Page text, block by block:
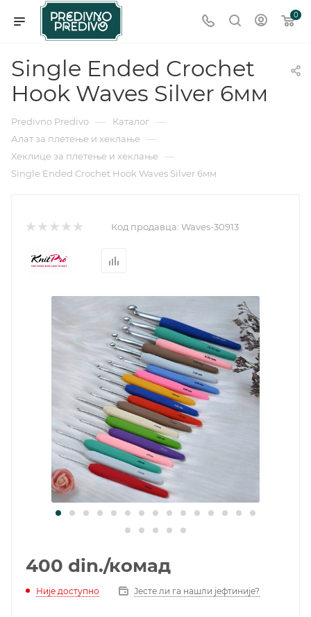
0
Single Ended Crochet
Hook Waves Silver 6мм
Predivno Predivo — Каталог —
Алат за плетење и хеклање —
Хеклице за плетење и хеклање —
Single Ended Crochet Hook Waves Silver 6мм
Код продавца: Waves-30913
400 din./комад
Није доступно Јесте ли га нашли јефтиније?